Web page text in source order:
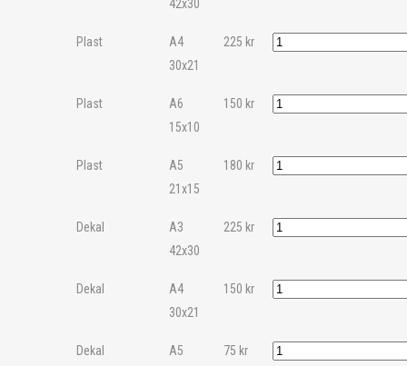
42x30
Plast
A4
30x21
225 kr
Plast
A6
15x10
150 kr
Plast
A5
21x15
180 kr
Dekal
A3
42x30
225 kr
Dekal
A4
30x21
150 kr
Dekal
A5
75 kr